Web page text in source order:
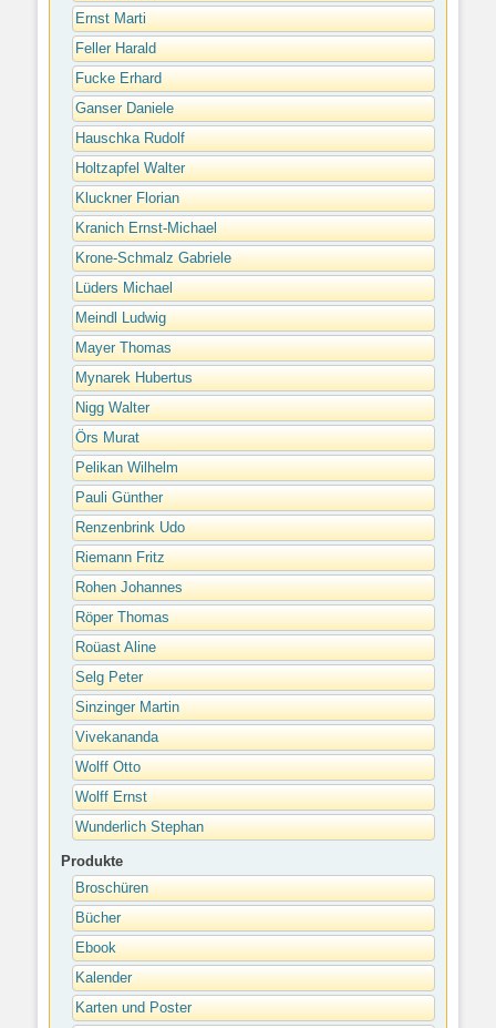
Ernst Marti
Feller Harald
Fucke Erhard
Ganser Daniele
Hauschka Rudolf
Holtzapfel Walter
Kluckner Florian
Kranich Ernst-Michael
Krone-Schmalz Gabriele
Lüders Michael
Meindl Ludwig
Mayer Thomas
Mynarek Hubertus
Nigg Walter
Örs Murat
Pelikan Wilhelm
Pauli Günther
Renzenbrink Udo
Riemann Fritz
Rohen Johannes
Röper Thomas
Roüast Aline
Selg Peter
Sinzinger Martin
Vivekananda
Wolff Otto
Wolff Ernst
Wunderlich Stephan
Produkte
Broschüren
Bücher
Ebook
Kalender
Karten und Poster